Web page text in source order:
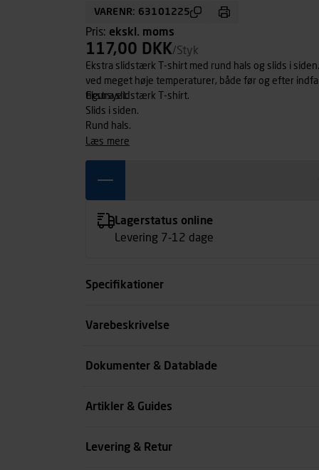
VARENR: 63101225
Pris: ekskl. moms
117,00 DKK/Styk
Ekstra slidstærk T-shirt med rund hals og slids i
ved meget høje temperaturer, både før og efter
figursyet.
Ekstra slidstærk T-shirt.
Slids i siden.
Rund hals.
læs mere
Lagerstatus online
Levering 7-12 dage
Specifikationer
Størrelse
Varebeskrivelse
Dokumenter & Datablade
Artikler & Guides
Levering & Retur